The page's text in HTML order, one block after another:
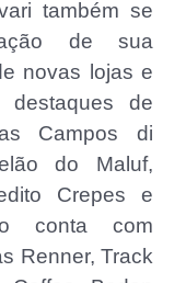
também se
de sua
novas lojas e
destaques de
Campos di
do Maluf,
Crepes e
conta com
Renner, Track